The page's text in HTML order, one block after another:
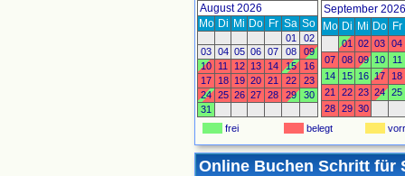
August 2026
Mo Di Mi Do Fr Sa So
01
02
03 04 05 06 07 08
09
10
11 12 13 14 15
16
17
18 19 20 21 22
23
24 25 26 27 28 29
30
31
September
Mo Di Mi Do Fr
01 02 03 04
07 08 09 10
11
14
15 16 17
18
21
22 23 24 25
28 29 30
frei
belegt
Online Buchen Schritt für